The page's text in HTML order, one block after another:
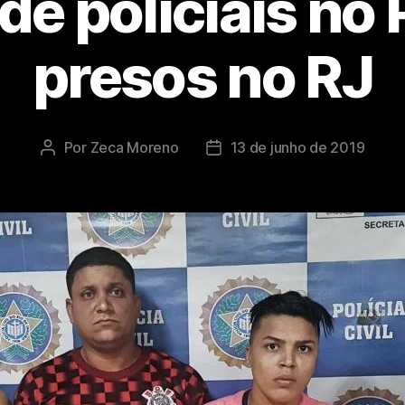
presos no RJ
Por Zeca Moreno 13 de junho de 2019